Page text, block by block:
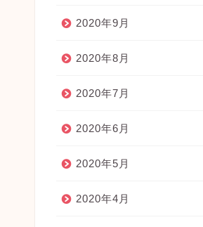
2020年9月
2020年8月
2020年7月
2020年6月
2020年5月
2020年4月